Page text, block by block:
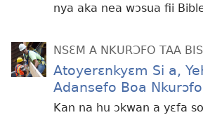
nya aka nea wɔsua fii
NSƐM A NKURƆFO TAA
Atoyerɛnkyɛm Si a,
Adansefo Boa
Kan na hu ɔkwan a yɛfa